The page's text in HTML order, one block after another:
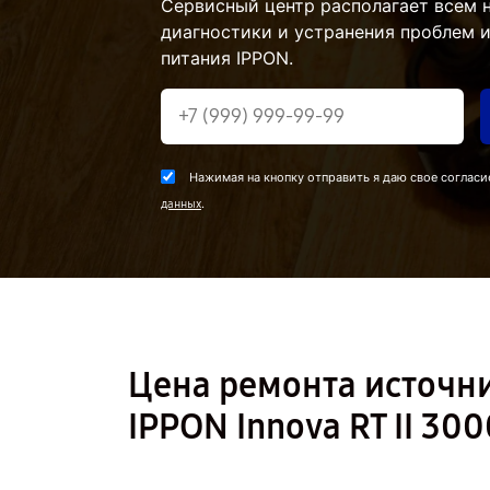
Сервисный центр располагает
диагностики и устранения проблем
питания IPPON.
Нажимая на кнопку отправить я даю свое
данных.
Цена ремонта
IPPON Innova RT II